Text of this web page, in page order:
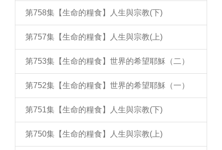
第758集【生命的糧食】人生與宗教(下)
第757集【生命的糧食】人生與宗教(上)
第753集【生命的糧食】世界的希望耶穌（二）
第752集【生命的糧食】世界的希望耶穌（一）
第751集【生命的糧食】人生與宗教(下)
第750集【生命的糧食】人生與宗教(上)